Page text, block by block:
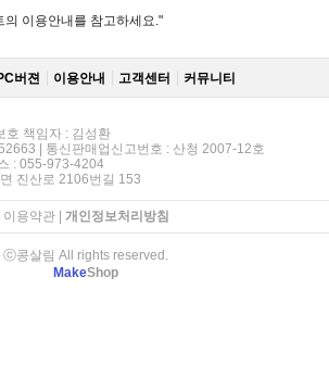
이용안내를 참고하세요."
버젼 이용안내 고객센터 커뮤니티
호 책임자 : 김성환
| 통신판매업신고번호 : 산청 2007-12호
: 055-973-4204
진산로 2106번길 153
이용약관| 개인정보처리방침
ⓒ콩살림 All rights reserved.
MakeShop